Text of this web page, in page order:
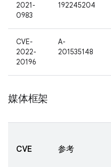
2021-
0983
192245204
CVE-
2022-
20196
A-
201535148
媒体框架
CVE 参考